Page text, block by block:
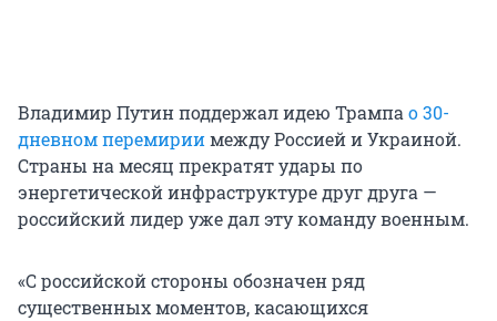
Владимир Путин поддержал идею Трампао 30-
дневном перемириимежду Россией и Украиной.
Страны на месяц прекратят удары по
энергетической инфраструктуре друг друга —
российский лидер уже дал эту команду военным.
«С российской стороны обозначен ряд
существенных моментов, касающихся